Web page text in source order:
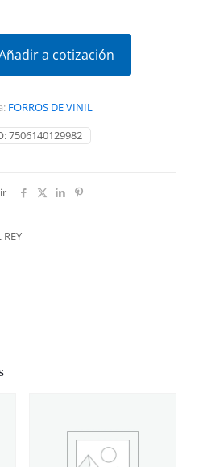
a cotización
7506140129982
FORROS DE VINIL